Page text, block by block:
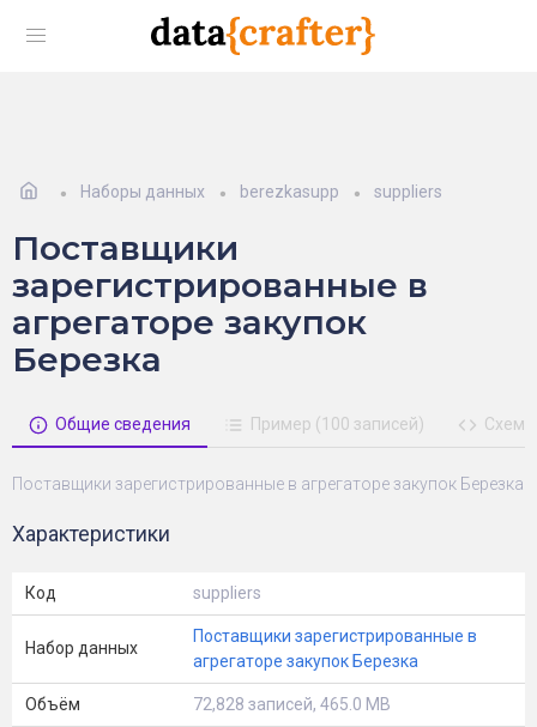
Наборы данных berezkasupp suppliers
Поставщики
зарегистрированные в
агрегаторе закупок
Березка
Общие сведения Пример (100 записей) Схема
Поставщики зарегистрированные в агрегаторе закупок Березка
Характеристики
Код suppliers
Набор данных
Поставщики зарегистрированные в
агрегаторе закупок Березка
Объём 72,828 записей, 465.0 MB